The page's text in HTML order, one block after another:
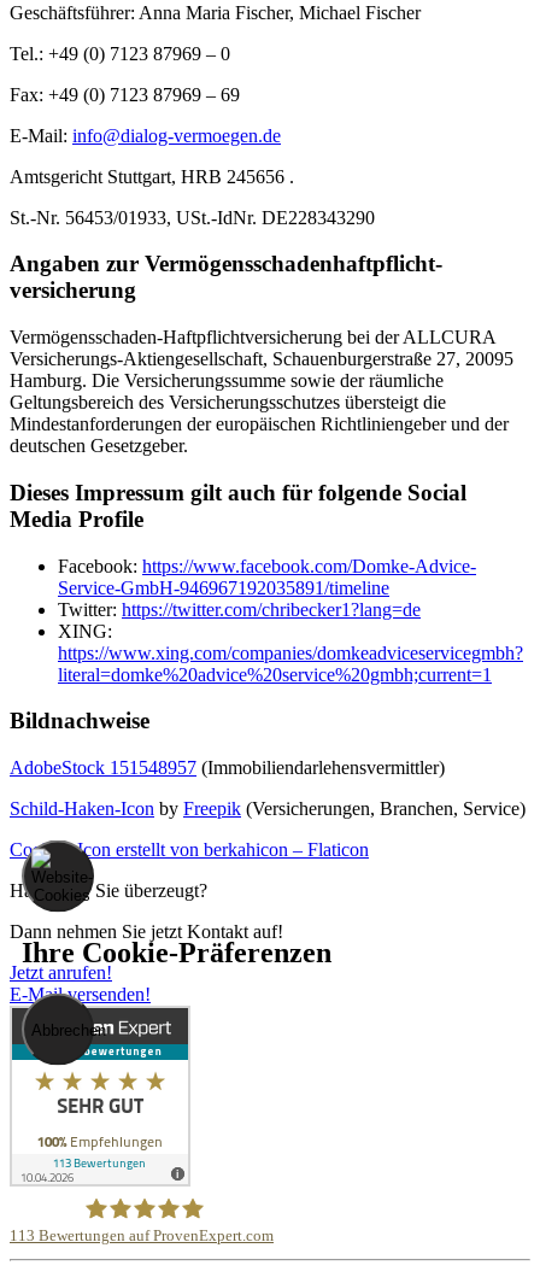
Geschäftsführer: Anna Maria Fischer, Michael Fischer
Tel.: +49 (0) 7123 87969 – 0
Fax: +49 (0) 7123 87969 – 69
E-Mail: info@dialog-vermoegen.de
Amtsgericht Stuttgart, HRB 245656 .
St.-Nr. 56453/01933, USt.-IdNr. DE228343290
Angaben zur Vermögens­schaden­haftpflicht­
versicherung
Vermögensschaden-Haft­pflichtversicherung bei der ALLCURA
Versicherungs-Aktiengesellschaft, Schauenburgerstraße 27, 20095
Hamburg. Die Versicherungssumme sowie der räumliche
Geltungsbereich des Versicherungsschutzes übersteigt die
Mindestanforderungen der europäischen Richtliniengeber und der
deutschen Gesetzgeber.
Dieses Impressum gilt auch für folgende Social
Media Profile
Facebook: https://www.facebook.com/Domke-Advice-
Service-GmbH-946967192035891/timeline
Twitter: https://twitter.com/chribecker1?lang=de
XING:
https://www.xing.com/companies/domkeadviceservicegmbh?
literal=domke%20advice%20service%20gmbh;current=1
Bildnachweise
AdobeStock 151548957 (Immobilien­darlehens­vermittler)
Schild-Haken-Icon by Freepik (Versicherungen, Branchen, Service)
Cookies Icon erstellt von berkahicon – Flaticon
Haben wir Sie überzeugt?
Dann nehmen Sie jetzt Kontakt auf!
Jetzt anrufen!
E-Mail versenden!
113 Bewertungen auf ProvenExpert.com
Ihre Cookie-Präferenzen
Abbrechen